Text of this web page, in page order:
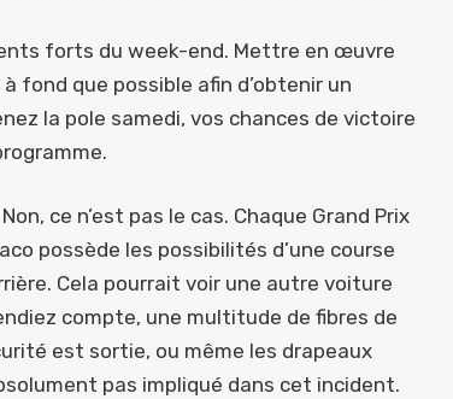
forts du week-end. Mettre en œuvre
fond que possible afin d’obtenir un
la pole samedi, vos chances de victoire
ce n’est pas le cas. Chaque Grand Prix
possède les possibilités d’une course
Cela pourrait voir une autre voiture
compte, une multitude de fibres de
est sortie, ou même les drapeaux
pas impliqué dans cet incident.